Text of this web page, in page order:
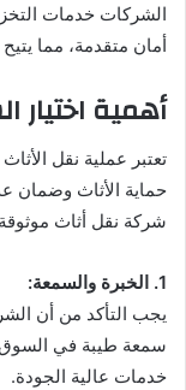
الشركات خدمات
أمان متقدمة، مما
أهمية اختيار
تعتبر عملية نقل
حماية الأثاث وضمان
شركة نقل أثاث
1. الخبرة والسمعة:
يجب التأكد من أن
سمعة طيبة في السوق.
خدمات عالية الجودة.